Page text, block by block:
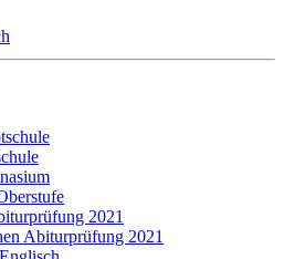
2021
Abiturprüfung 2021